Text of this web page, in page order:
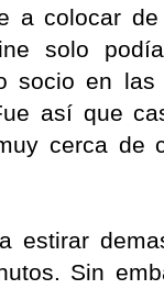
a colocar
solo
socio en
así que
cerca de
estirar
Sin